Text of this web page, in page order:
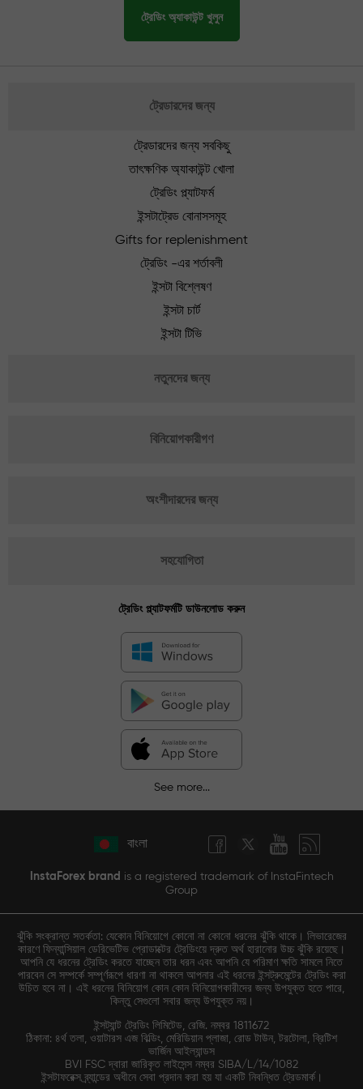
ট্রেডিং অ্যাকাউন্ট খুলুন
ট্রেডারদের জন্য
ট্রেডারদের জন্য সবকিছু
তাৎক্ষণিক অ্যাকাউন্ট খোলা
ট্রেডিং প্ল্যাটফর্ম
ইন্সটাট্রেড বোনাসসমূহ
Gifts for replenishment
ট্রেডিং -এর শর্তাবলী
ইন্সটা বিশ্লেষণ
ইন্সটা চার্ট
ইন্সটা টিভি
নতুনদের জন্য
বিনিয়োগকারীগণ
অংশীদারদের জন্য
সহযোগিতা
ট্রেডিং প্ল্যাটফর্মটি ডাউনলোড করুন
See more...
বাংলা
InstaForex brand is a registered trademark of InstaFintech
Group
ঝুঁকি সংক্রান্ত সতর্কতা: যেকোন বিনিয়োগে কোনো না কোনো ধরনের ঝুঁকি থাকে। লিভারেজের
কারণে ফিন্যান্সিয়াল ডেরিভেটিভ প্রোডাক্টের ট্রেডিংয়ে দ্রুত অর্থ হারানোর উচ্চ ঝুঁকি রয়েছে।
আপনি যে ধরনের ট্রেডিং করতে যাচ্ছেন তার ধরন এবং আপনি যে পরিমাণ ক্ষতি সামলে নিতে
পারবেন সে সম্পর্কে সম্পূর্ণরূপে ধারণা না থাকলে আপনার এই ধরনের ইন্সট্রুমেন্টের ট্রেডিং করা
উচিত হবে না। এই ধরনের বিনিয়োগ কোন কোন বিনিয়োগকারীদের জন্য উপযুক্ত হতে পারে,
কিন্তু সেগুলো সবার জন্য উপযুক্ত নয়।
ইন্সট্যান্ট ট্রেডিং লিমিটেড, রেজি. নম্বর 1811672
ঠিকানা: ৪র্থ তলা, ওয়াটারস এজ বিল্ডিং, মেরিডিয়ান প্লাজা, রোড টাউন, টরটোলা, ব্রিটিশ
ভার্জিন আইল্যান্ডস
BVI FSC দ্বারা জারিকৃত লাইসেন্স নম্বর SIBA/L/14/1082
ইন্সটাফরেক্স ব্র্যান্ডের অধীনে সেবা প্রদান করা হয় যা একটি নিবন্ধিত ট্রেডমার্ক।